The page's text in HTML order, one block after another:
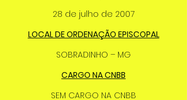
28 de julho de 2007
LOCAL DE ORDENAÇÃO EPISCOPAL
SOBRADINHO – MG
CARGO NA CNBB
SEM CARGO NA CNBB